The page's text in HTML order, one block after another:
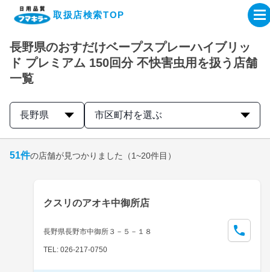
取扱店検索TOP
企業・IR情報サイト
オンラインショップ
製品検索はこちら
長野県のおすだけベープスプレーハイブリッ
ド プレミアム 150回分 不快害虫用を扱う店舗
一覧
長野県 市区町村を選ぶ
51件の店舗が見つかりました （1~20件目）
クスリのアオキ中御所店
長野県長野市中御所３－５－１８
TEL: 026-217-0750